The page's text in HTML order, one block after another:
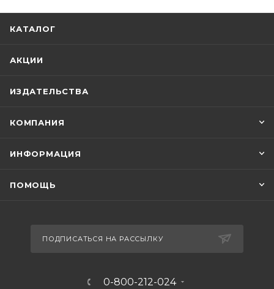
КАТАЛОГ
АКЦИИ
ИЗДАТЕЛЬСТВА
КОМПАНИЯ
ИНФОРМАЦИЯ
ПОМОЩЬ
ПОДПИСАТЬСЯ НА РАССЫЛКУ
0-800-212-024